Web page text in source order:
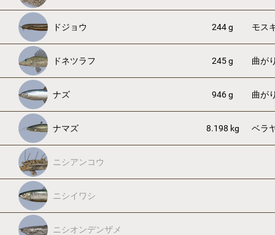
ドジョウ 244 g モス
ドネツラフ 245 g 曲が
ナズ 946 g 曲が
ナマズ 8.198 kg ベラ
ニシアンコウ
ニシイワシ
ニシオンデンザメ